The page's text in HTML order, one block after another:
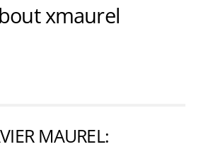
xmaurel
MAUREL: